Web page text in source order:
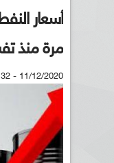
مرة منذ
11/12/2020 - 13:32